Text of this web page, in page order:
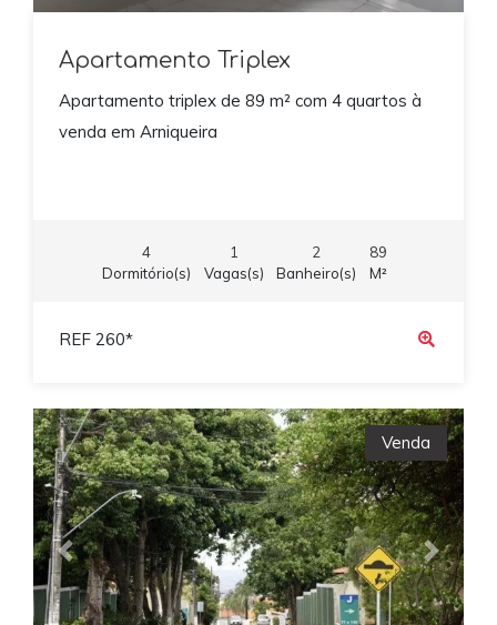
Apartamento Triplex
Apartamento triplex de 89 m² com 4 quartos à
venda em Arniqueira
4
Dormitório(s)
1
Vagas(s)
2
Banheiro(s)
89
M²
REF 260*
Previous Next
Venda